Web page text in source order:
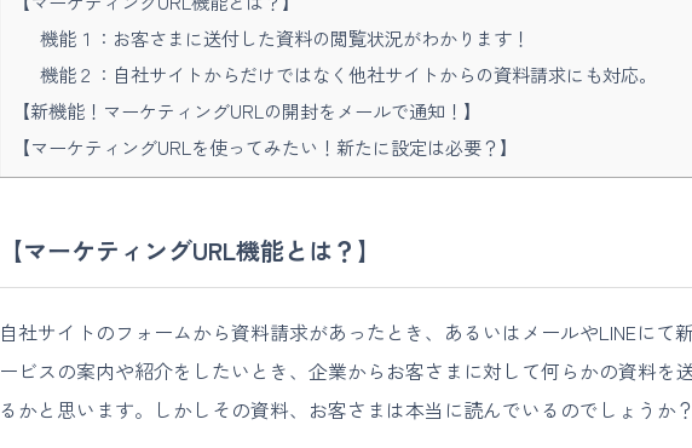
機能１：お客さまに送付した資料の閲覧状況がわかります！
機能２：自社サイトからだけではなく他社サイトからの資料請求にも対応。
【新機能！マーケティングURLの開封をメールで通知！】
【マーケティングURLを使ってみたい！新たに設定は必要？】
【マーケティングURL機能とは？】
自社サイトのフォームから資料請求があったとき、あるいはメールやLINEにて
ービスの案内や紹介をしたいとき、企業からお客さまに対して何らかの資料を
るかと思います。しかしその資料、お客さまは本当に読んでいるのでしょうか？